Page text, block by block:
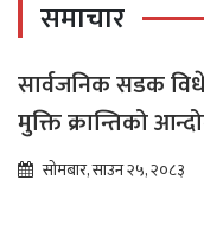
समाचार
सार्वजनिक सडक
मुक्ति क्रान्तिको
सोमबार, साउन २५, २०८३